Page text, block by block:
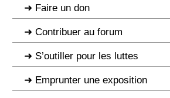
Faire un don
Contribuer au forum
S’outiller pour les luttes
Emprunter une exposition